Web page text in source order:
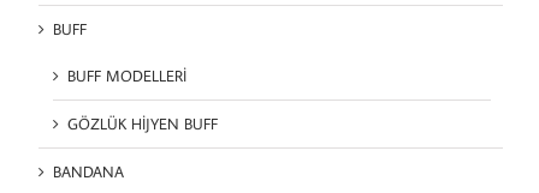
BUFF
BUFF MODELLERİ
GÖZLÜK HİJYEN BUFF
BANDANA